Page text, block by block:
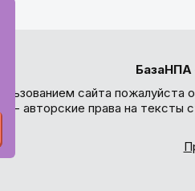
БазаНПА
сайта пожалуйста
- авторские права на тексты